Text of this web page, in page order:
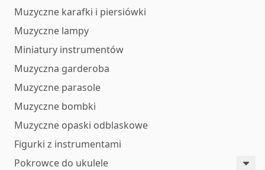
Muzyczne karafki i piersiówki
Muzyczne lampy
Miniatury instrumentów
Muzyczna garderoba
Muzyczne parasole
Muzyczne bombki
Muzyczne opaski odblaskowe
Figurki z instrumentami
Pokrowce do ukulele